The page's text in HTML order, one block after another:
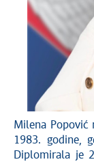
Milena Popović
1983. godine,
Diplomirala je